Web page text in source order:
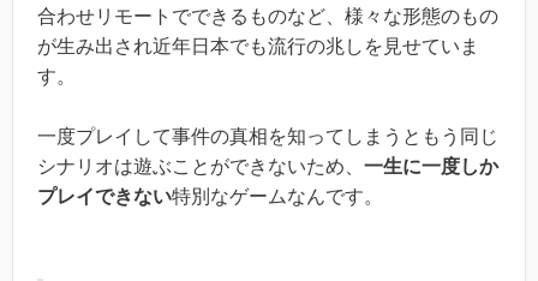
合わせリモートでできるものなど、様々な形態のもの
が生み出され近年日本でも流行の兆しを見せていま
す。
一度プレイして事件の真相を知ってしまうともう同じ
シナリオは遊ぶことができないため、 一生に一度しか
プレイできない特別なゲームなんです。